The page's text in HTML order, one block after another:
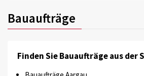
Bauaufträge
Finden Sie Bauaufträge aus der